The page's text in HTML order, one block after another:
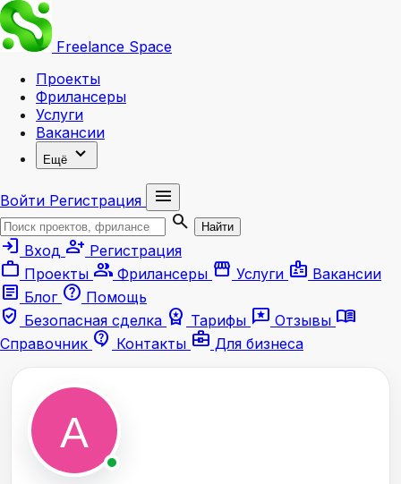
Freelance Space
Проекты
Фрилансеры
Услуги
Вакансии
Ещё expand_more
Войти Регистрация
menu
search
Найти
login Вход person_add Регистрация
work Проекты group Фрилансеры storefront Услуги badge Вакансии
article Блог help Помощь
verified_user Безопасная сделка workspace_premium Тарифы reviews Отзывы menu_book
Справочник contact_support Контакты business_center Для бизнеса